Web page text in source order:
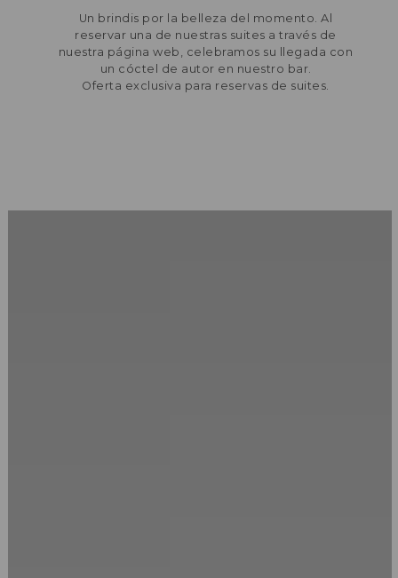
Un brindis por la belleza del momento. Al
reservar una de nuestras suites a través de
nuestra página web, celebramos su llegada con
un cóctel de autor en nuestro bar.
Oferta exclusiva para reservas de suites.